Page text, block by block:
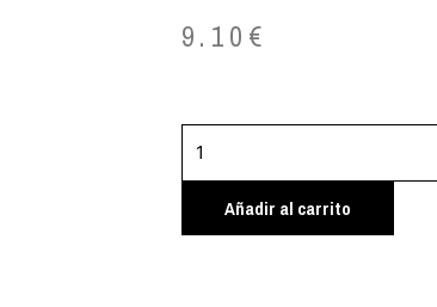
9.10 €
BOTANIC
GOLD
Añadir al carrito